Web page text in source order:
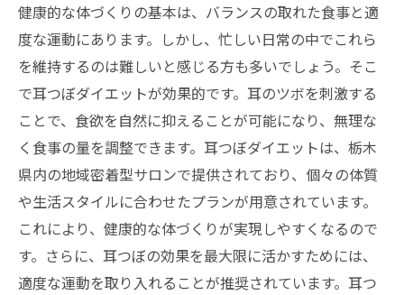
健康的な体づくりの基本は、バランスの取れた食事と適
度な運動にあります。しかし、忙しい日常の中でこれら
を維持するのは難しいと感じる方も多いでしょう。そこ
で耳つぼダイエットが効果的です。耳のツボを刺激する
ことで、食欲を自然に抑えることが可能になり、無理な
く食事の量を調整できます。耳つぼダイエットは、栃木
県内の地域密着型サロンで提供されており、個々の体質
や生活スタイルに合わせたプランが用意されています。
これにより、健康的な体づくりが実現しやすくなるので
す。さらに、耳つぼの効果を最大限に活かすためには、
適度な運動を取り入れることが推奨されています。耳つ